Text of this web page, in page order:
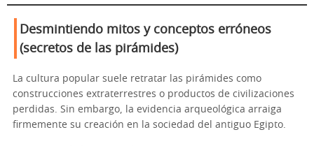
Desmintiendo mitos y conceptos erróneos
(secretos de las pirámides)
La cultura popular suele retratar las pirámides como
construcciones extraterrestres o productos de civilizaciones
perdidas. Sin embargo, la evidencia arqueológica arraiga
firmemente su creación en la sociedad del antiguo Egipto.